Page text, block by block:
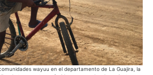
wayuu en el departamento de La Guajira, la